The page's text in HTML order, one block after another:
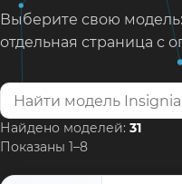
Выберите свою
отдельная страница с
Найти модель
Найдено моделей: 31
Показаны 1–8